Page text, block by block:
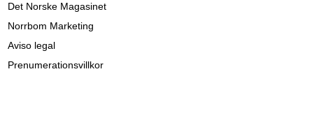
Det Norske Magasinet
Norrbom Marketing
Aviso legal
Prenumerationsvillkor